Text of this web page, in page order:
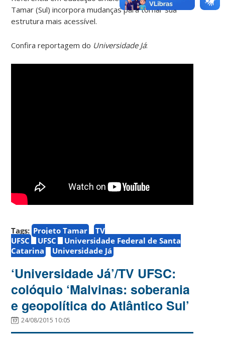
Tamar (Sul) incorpora mudanças para tornar sua
estrutura mais acessível.
Confira reportagem do Universidade Já:
Tags: Projeto Tamar
TV
UFSC
UFSC
Universidade Federal de Santa
Catarina
Universidade Já
‘Universidade Já’/TV UFSC:
colóquio ‘Malvinas: soberania
e geopolítica do Atlântico Sul’
24/08/2015 10:05